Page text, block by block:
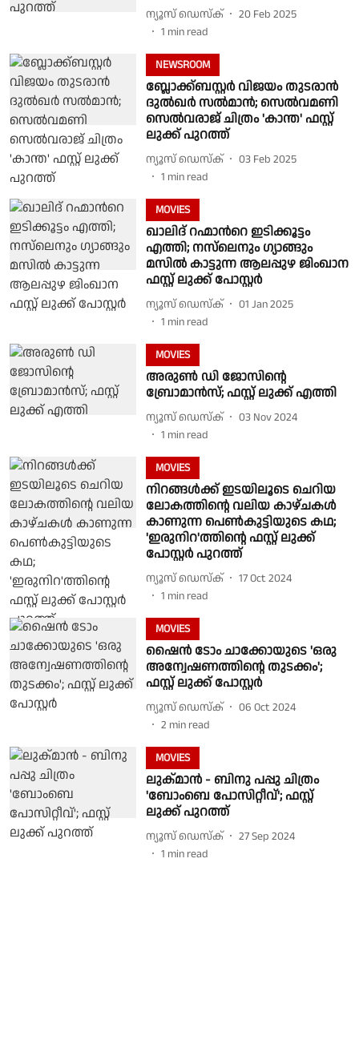
ന്യൂസ് ഡെസ്ക്
20 Feb 2025
1 min read
NEWSROOM
ബ്ലോക്ക്ബസ്റ്റർ വിജയം തുടരാൻ
ദുൽഖർ സൽമാൻ; സെൽവമണി
സെൽവരാജ് ചിത്രം 'കാന്ത' ഫസ്റ്റ്
ലുക്ക് പുറത്ത്
ന്യൂസ് ഡെസ്ക്
03 Feb 2025
1 min read
MOVIES
ഖാലിദ് റഹ്മാന്‍റെ ഇടിക്കൂട്ടം
എത്തി; നസ്‌ലെനും ഗ്യാങ്ങും
മസില്‍ കാട്ടുന്ന ആലപ്പുഴ ജിംഖാന
ഫസ്റ്റ് ലുക്ക് പോസ്റ്റർ
ന്യൂസ് ഡെസ്ക്
01 Jan 2025
1 min read
MOVIES
അരുണ്‍ ഡി ജോസിന്റെ
ബ്രോമാന്‍സ്; ഫസ്റ്റ് ലുക്ക് എത്തി
ന്യൂസ് ഡെസ്ക്
03 Nov 2024
1 min read
MOVIES
നിറങ്ങള്‍ക്ക് ഇടയിലൂടെ ചെറിയ
ലോകത്തിന്റെ വലിയ കാഴ്ചകള്‍
കാണുന്ന പെണ്‍കുട്ടിയുടെ കഥ;
'ഇരുനിറ'ത്തിന്റെ ഫസ്റ്റ് ലുക്ക്
പോസ്റ്റര്‍ പുറത്ത്
ന്യൂസ് ഡെസ്ക്
17 Oct 2024
1 min read
MOVIES
ഷൈന്‍ ടോം ചാക്കോയുടെ 'ഒരു
അന്വേഷണത്തിന്റെ തുടക്കം';
ഫസ്റ്റ് ലുക്ക് പോസ്റ്റര്‍
ന്യൂസ് ഡെസ്ക്
06 Oct 2024
2 min read
MOVIES
ലുക്മാന്‍ - ബിനു പപ്പു ചിത്രം
'ബോംബെ പോസിറ്റീവ്'; ഫസ്റ്റ്
ലുക്ക് പുറത്ത്
ന്യൂസ് ഡെസ്ക്
27 Sep 2024
1 min read